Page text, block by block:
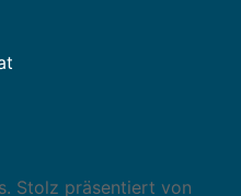
Stolz präsentiert von